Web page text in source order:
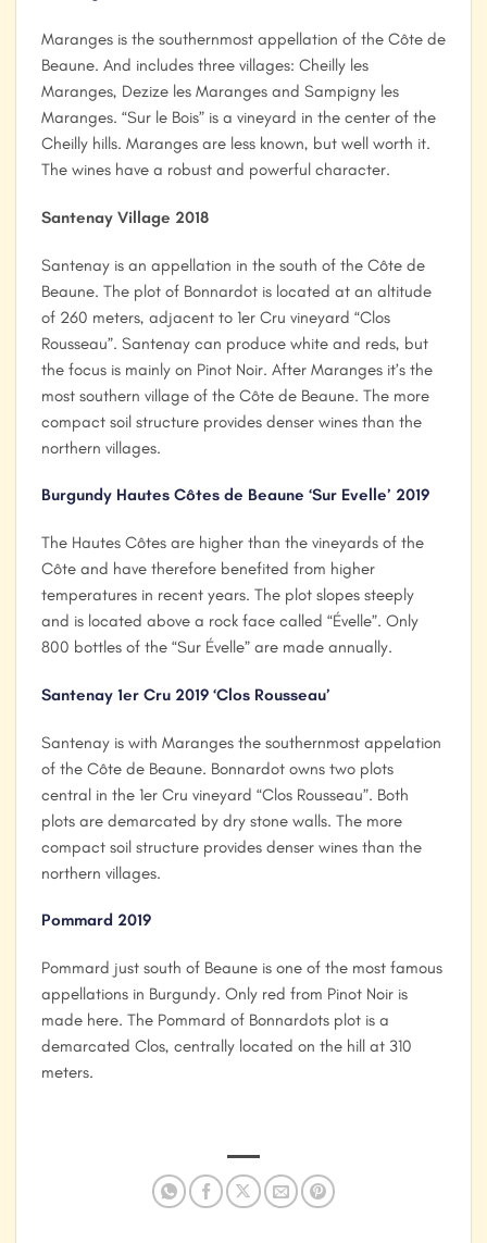
Maranges is the southernmost appellation of the Côte de
Beaune. And includes three villages: Cheilly les
Maranges, Dezize les Maranges and Sampigny les
Maranges. “Sur le Bois” is a vineyard in the center of the
Cheilly hills. Maranges are less known, but well worth it.
The wines have a robust and powerful character.
Santenay Village 2018
Santenay is an appellation in the south of the Côte de
Beaune. The plot of Bonnardot is located at an altitude
of 260 meters, adjacent to 1er Cru vineyard “Clos
Rousseau”. Santenay can produce white and reds, but
the focus is mainly on Pinot Noir. After Maranges it’s the
most southern village of the Côte de Beaune. The more
compact soil structure provides denser wines than the
northern villages.
Burgundy Hautes Côtes de Beaune ‘Sur Evelle’ 2019
The Hautes Côtes are higher than the vineyards of the
Côte and have therefore benefited from higher
temperatures in recent years. The plot slopes steeply
and is located above a rock face called “Évelle”. Only
800 bottles of the “Sur Évelle” are made annually.
Santenay 1er Cru 2019 ‘Clos Rousseau’
Santenay is with Maranges the southernmost appelation
of the Côte de Beaune. Bonnardot owns two plots
central in the 1er Cru vineyard “Clos Rousseau”. Both
plots are demarcated by dry stone walls. The more
compact soil structure provides denser wines than the
northern villages.
Pommard 2019
Pommard just south of Beaune is one of the most famous
appellations in Burgundy. Only red from Pinot Noir is
made here. The Pommard of Bonnardots plot is a
demarcated Clos, centrally located on the hill at 310
meters.